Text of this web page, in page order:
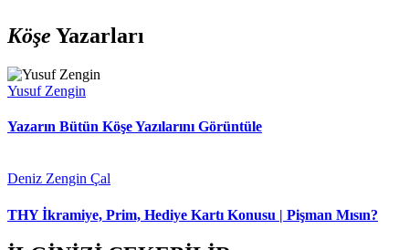
Köşe Yazarları
Yusuf Zengin
Yazarın Bütün Köşe Yazılarını Görüntüle
Deniz Zengin Çal
THY İkramiye, Prim, Hediye Kartı Konusu | Pişman Mısın?